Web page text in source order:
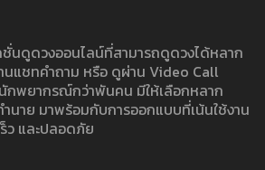
นดูดวงออนไลน์ที่สามารถดูดวงได้หลาก
แชทคำถาม หรือ ดูผ่าน Video Call
กพยากรณ์กว่าพันคน มีให้เลือกหลาก
นาย มาพร้อมกับการออกแบบที่เน้นใช้งาน
ว และปลอดภัย